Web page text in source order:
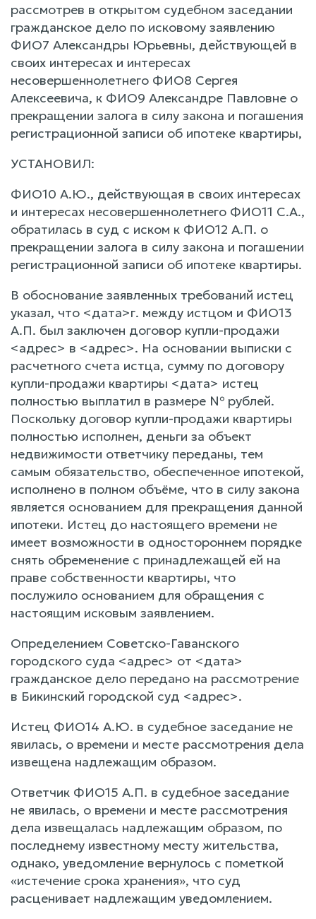
рассмотрев в открытом судебном заседании
гражданское дело по исковому заявлению
ФИО7 Александры Юрьевны, действующей в
своих интересах и интересах
несовершеннолетнего ФИО8 Сергея
Алексеевича, к ФИО9 Александре Павловне о
прекращении залога в силу закона и погашения
регистрационной записи об ипотеке квартиры,
УСТАНОВИЛ:
ФИО10 А.Ю., действующая в своих интересах
и интересах несовершеннолетнего ФИО11 С.А.,
обратилась в суд с иском к ФИО12 А.П. о
прекращении залога в силу закона и погашении
регистрационной записи об ипотеке квартиры.
В обоснование заявленных требований истец
указал, что <дата>г. между истцом и ФИО13
А.П. был заключен договор купли-продажи
<адрес> в <адрес>. На основании выписки с
расчетного счета истца, сумму по договору
купли-продажи квартиры <дата> истец
полностью выплатил в размере № рублей.
Поскольку договор купли-продажи квартиры
полностью исполнен, деньги за объект
недвижимости ответчику переданы, тем
самым обязательство, обеспеченное ипотекой,
исполнено в полном объёме, что в силу закона
является основанием для прекращения данной
ипотеки. Истец до настоящего времени не
имеет возможности в одностороннем порядке
снять обременение с принадлежащей ей на
праве собственности квартиры, что
послужило основанием для обращения с
настоящим исковым заявлением.
Определением Советско-Гаванского
городского суда <адрес> от <дата>
гражданское дело передано на рассмотрение
в Бикинский городской суд <адрес>.
Истец ФИО14 А.Ю. в судебное заседание не
явилась, о времени и месте рассмотрения дела
извещена надлежащим образом.
Ответчик ФИО15 А.П. в судебное заседание
не явилась, о времени и месте рассмотрения
дела извещалась надлежащим образом, по
последнему известному месту жительства,
однако, уведомление вернулось с пометкой
«истечение срока хранения», что суд
расценивает надлежащим уведомлением.